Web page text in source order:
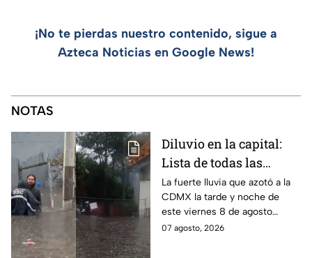
¡No te pierdas nuestro contenido, sigue a
Azteca Noticias en Google News!
NOTAS
Diluvio en la capital:
Lista de todas las
inundaciones en CDMX
HOY viernes 7 de
agosto
La fuerte lluvia que azotó a la
CDMX la tarde y noche de
este viernes 8 de agosto
provocó inundaciones y otras
07 agosto, 2026